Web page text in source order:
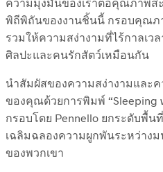
ความมุ่งมั่นของเราต่อคุณภาพส
พิถีพิถันของงานชิ้นนี้ กรอบคุณภ
รวมให้ความสง่างามที่ไร้กาลเ
ศิลปะและคนรักสัตว์เหมือนกัน
นำสัมผัสของความสง่างามและค
ของคุณด้วยการพิมพ์ “Sleeping
กรอบโดย Pennello ยกระดับพื้
เฉลิมฉลองความผูกพันระหว่าง
ของพวกเขา